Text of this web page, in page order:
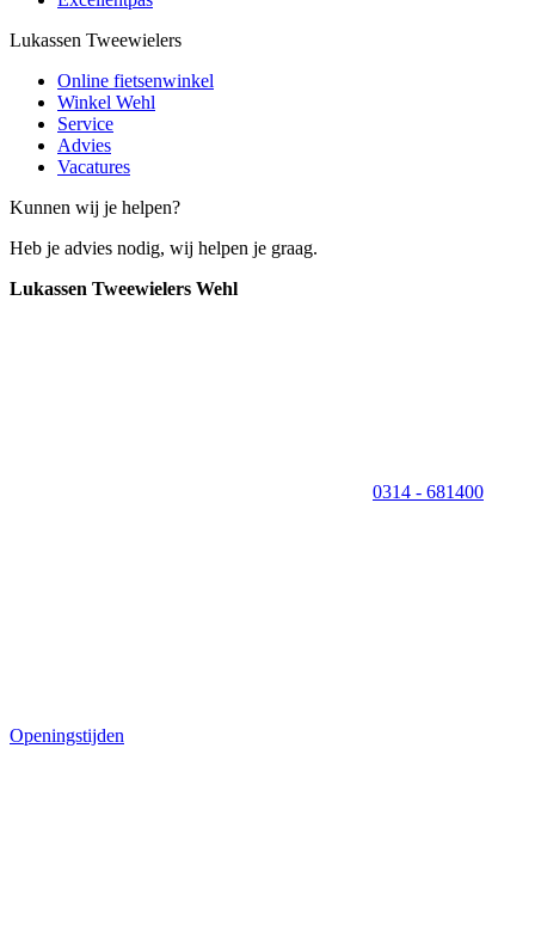
Lukassen Tweewielers
Online fietsenwinkel
Winkel Wehl
Service
Advies
Vacatures
Kunnen wij je helpen?
Heb je advies nodig, wij helpen je graag.
Lukassen Tweewielers Wehl
0314 - 681400
Openingstijden